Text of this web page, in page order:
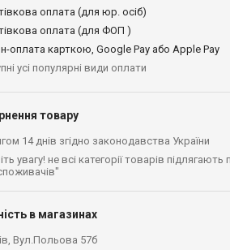
оплата (для юр. осіб)
оплата (для ФОП )
оплата карткою, Google Pay або Apple Pay
усі популярні види оплати
товару
14 днів згідно законодавства України
увагу! не всі категорії товарів
в магазинах
Вул.Польова 57б